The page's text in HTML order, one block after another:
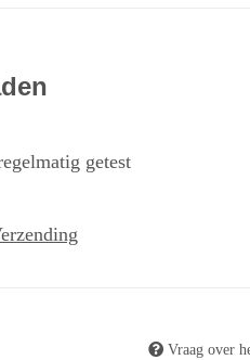
getest
Vraag over